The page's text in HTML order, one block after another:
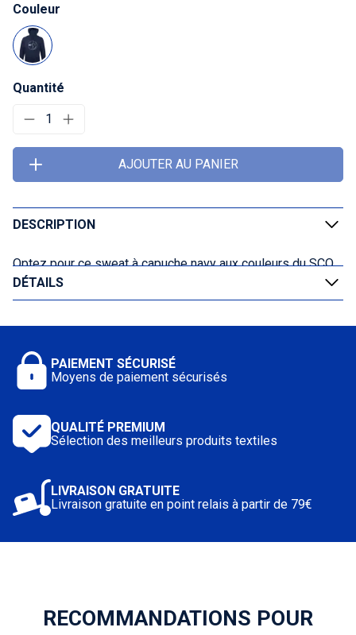
Couleur
Quantité
1
AJOUTER AU PANIER
DESCRIPTION
Optez pour ce sweat à capuche navy aux couleurs du SCO
Orvault Basket.
Ce sweat à capuche est ultra confortable, il est composé
de 80% de coton et de 20% polyester recyclé.
Impression numérique
DÉTAILS
PAIEMENT SÉCURISÉ
Moyens de paiement sécurisés
QUALITÉ PREMIUM
Sélection des meilleurs produits textiles
LIVRAISON GRATUITE
Livraison gratuite en point relais à partir de 79€
RECOMMANDATIONS POUR